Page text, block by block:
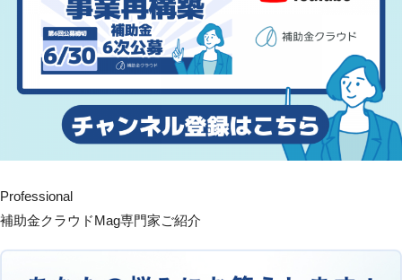
Professional
補助金クラウドMag専門家ご紹介